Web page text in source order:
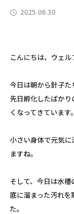
2025.06.30
こんにちは、ウェル
今日は朝から針子た
先日孵化したばか
くなってきています。
小さい身体で元気
ますね。
そして、今日は水槽
底に溜まった汚れ
た。